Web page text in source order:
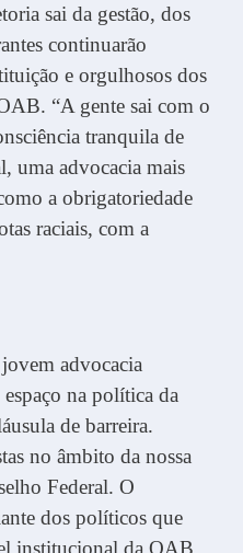
sai da gestão, dos
continuarão
e orgulhosos dos
“A gente sai com o
tranquila de
uma advocacia mais
a obrigatoriedade
raciais, com a
advocacia
na política da
de barreira.
no âmbito da nossa
Federal. O
dos políticos que
institucional da OAB,